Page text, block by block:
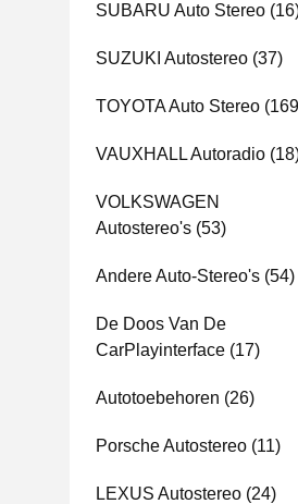
SUBARU Auto Stereo
SUZUKI Autostereo (37)
TOYOTA Auto Stereo
VAUXHALL Autoradio
VOLKSWAGEN
Autostereo's (53)
Andere Auto-Stereo's (54)
De Doos Van De
CarPlayinterface (17)
Autotoebehoren (26)
Porsche Autostereo (11)
LEXUS Autostereo (24)